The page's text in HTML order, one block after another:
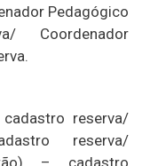
Pedagógico
Coordenador
reserva/
reserva/